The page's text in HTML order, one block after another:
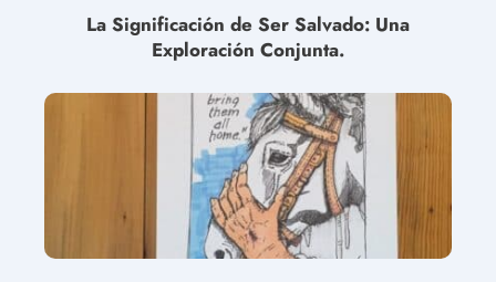
La Significación de Ser Salvado: Una
Exploración Conjunta.